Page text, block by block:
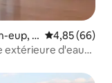
eup, S
Évaluation
4,85 (66)
extérieure d'eau